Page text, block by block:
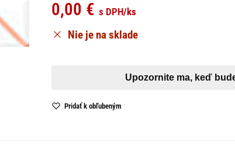
0,00 € s DPH/ks
Nie je na sklade
Pridať k obľubeným